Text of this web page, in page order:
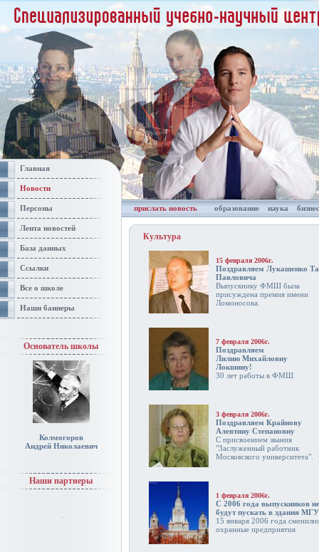
Главная
Новости
Персоны
Лента новостей
База данных
Ссылки
Все о школе
Наши баннеры
Основатель школы
Колмогоров
Андрей Николаевич
Наши партнеры
прислать новость образование наука бизнес
Культура
15 февраля 2006г.
Поздравляем Лукашенко
Павловича
Выпускнику ФМШ была
присуждена премия имени
Ломоносова.
7 февраля 2006г.
Поздравляем
Лилию Михайловну
Локшину!
30 лет работы в ФМШ
3 февраля 2006г.
Поздравляем Крайнову
Алевтину Степановну
С присвоением звания
"Заслуженный работник
Московского университета".
1 февраля 2006г.
С 2006 года выпускников не
будут пускать в здания МГУ
15 января 2006 года
охранные предприятия